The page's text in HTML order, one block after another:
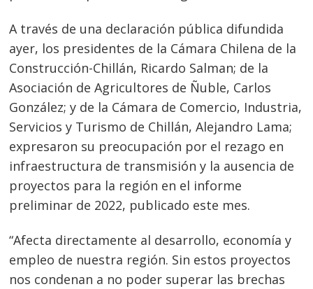
A través de una declaración pública difundida
ayer, los presidentes de la Cámara Chilena de la
Construcción-Chillán, Ricardo Salman; de la
Asociación de Agricultores de Ñuble, Carlos
González; y de la Cámara de Comercio, Industria,
Servicios y Turismo de Chillán, Alejandro Lama;
expresaron su preocupación por el rezago en
infraestructura de transmisión y la ausencia de
proyectos para la región en el informe
preliminar de 2022, publicado este mes.
“Afecta directamente al desarrollo, economía y
empleo de nuestra región. Sin estos proyectos
nos condenan a no poder superar las brechas